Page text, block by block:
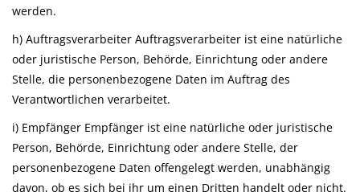
werden.
h) Auftragsverarbeiter Auftragsverarbeiter ist eine natürliche
oder juristische Person, Behörde, Einrichtung oder andere
Stelle, die personenbezogene Daten im Auftrag des
Verantwortlichen verarbeitet.
i) Empfänger Empfänger ist eine natürliche oder juristische
Person, Behörde, Einrichtung oder andere Stelle, der
personenbezogene Daten offengelegt werden, unabhängig
davon, ob es sich bei ihr um einen Dritten handelt oder nicht.